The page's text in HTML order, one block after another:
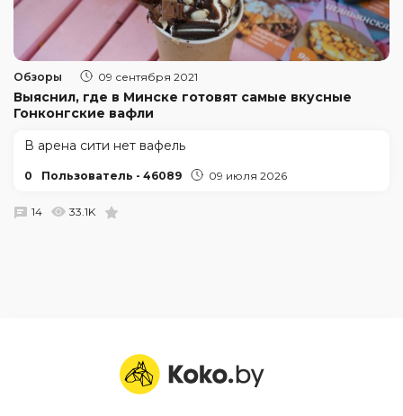
Обзоры 09 сентября 2021
Выяснил, где в Минске готовят самые вкусные
Гонконгские вафли
В арена сити нет вафель
0 Пользователь - 46089 09 июля 2026
14 33.1K